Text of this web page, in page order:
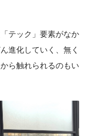
テック」要素がなか
進化していく、無く
ら触れられるのもい